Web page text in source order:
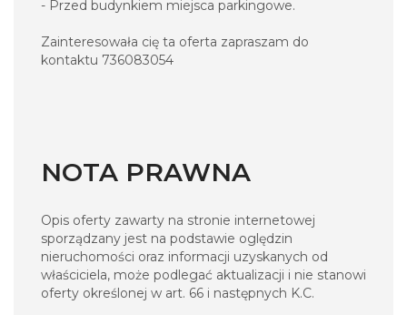
- Przed budynkiem miejsca parkingowe.
Zainteresowała cię ta oferta zapraszam do
kontaktu 736083054
NOTA PRAWNA
Opis oferty zawarty na stronie internetowej
sporządzany jest na podstawie oględzin
nieruchomości oraz informacji uzyskanych od
właściciela, może podlegać aktualizacji i nie stanowi
oferty określonej w art. 66 i następnych K.C.